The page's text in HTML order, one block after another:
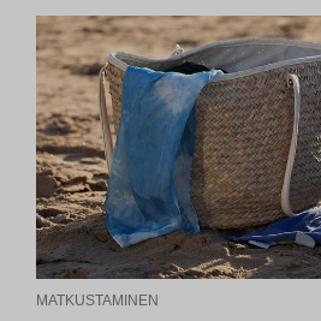
MATKUSTAMINEN